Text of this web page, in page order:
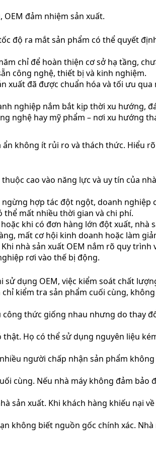
đảm nhiệm sản xuất.
độ ra mắt sản phẩm có thể quyết
chỉ để hoàn thiện cơ sở hạ tầng,
công nghệ, thiết bị và kinh nghiệm.
xuất đã được chuẩn hóa và tối ưu
nghiệp nắm bắt kịp thời xu hướng,
nghệ hay mỹ phẩm – nơi xu hướng
không ít rủi ro và thách thức. Hiểu
cao vào năng lực và uy tín của
ngừng hợp tác đột ngột, doanh
thể mất nhiều thời gian và chi phí.
khi có đơn hàng lớn đột xuất,
mất cơ hội kinh doanh hoặc làm
nhà sản xuất OEM nắm rõ quy
rơi vào thế bị động.
dụng OEM, việc kiểm soát chất
kiểm tra sản phẩm cuối cùng,
thức giống nhau nhưng do thay
Họ có thể sử dụng nguyên liệu
người chấp nhận sản phẩm
cùng. Nếu nhà máy không đảm
sản xuất. Khi khách hàng khiếu nại
không biết nguồn gốc chính xác.